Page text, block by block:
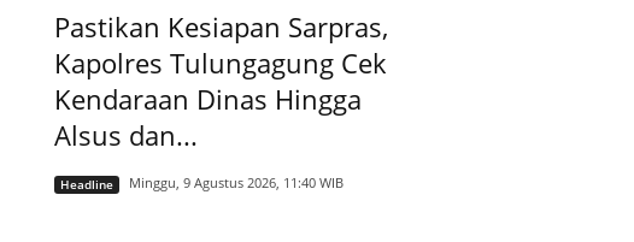
Pastikan Kesiapan Sarpras,
Kapolres Tulungagung Cek
Kendaraan Dinas Hingga
Alsus dan...
Headline Minggu, 9 Agustus 2026, 11:40 WIB